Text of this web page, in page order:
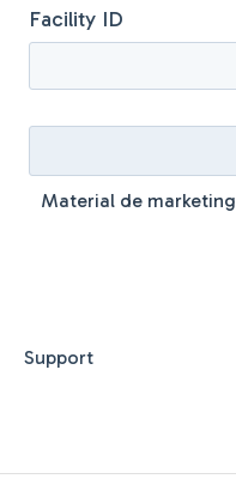
Facility ID
Material de marketing
Support